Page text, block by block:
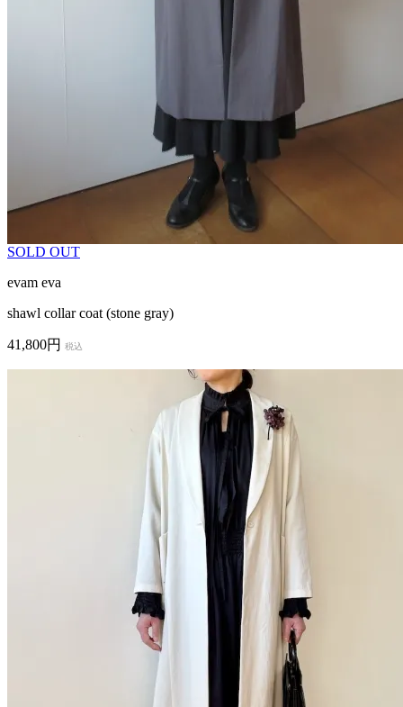
SOLD OUT
evam eva
shawl collar coat (stone gray)
41,800円 税込